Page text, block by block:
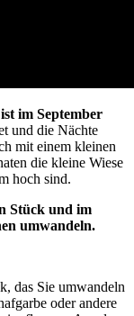
im September
und die Nächte
mit einem kleinen
die kleine Wiese
hoch sind.
Stück und im
umwandeln.
das Sie umwandeln
oder andere